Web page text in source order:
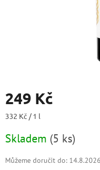
249 Kč
Měrná
332 Kč / 1 l
Skladem (5 ks)
Můžeme doručit do: 14.8.2026